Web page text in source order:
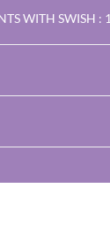
WITH SWISH :